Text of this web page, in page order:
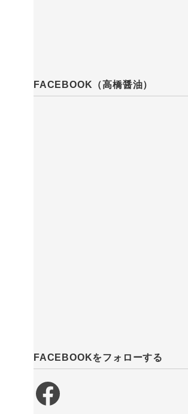
FACEBOOK（高橋醤油）
FACEBOOKをフォローする
Facebook